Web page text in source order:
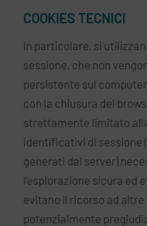
COOKIES TECNICI
In particolare, si
sessione, che non
persistente sul
con la chiusura del
strettamente limitato
identificativi di sessione
generati dal server)
l’esplorazione sicura ed
evitano il ricorso ad
potenzialmente